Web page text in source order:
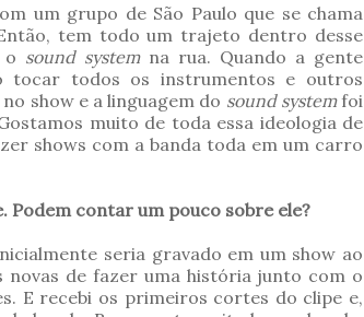
um grupo de São Paulo que se chama
tem todo um trajeto dentro desse
o sound systemna rua. Quando a gente
todos os instrumentos e outros
show e a linguagem do sound systemfoi
muito de toda essa ideologia de
shows com a banda toda em um carro
Podem contar um pouco sobre ele?
seria gravado em um show ao
novas de fazer uma história junto com o
E recebi os primeiros cortes do clipe e,